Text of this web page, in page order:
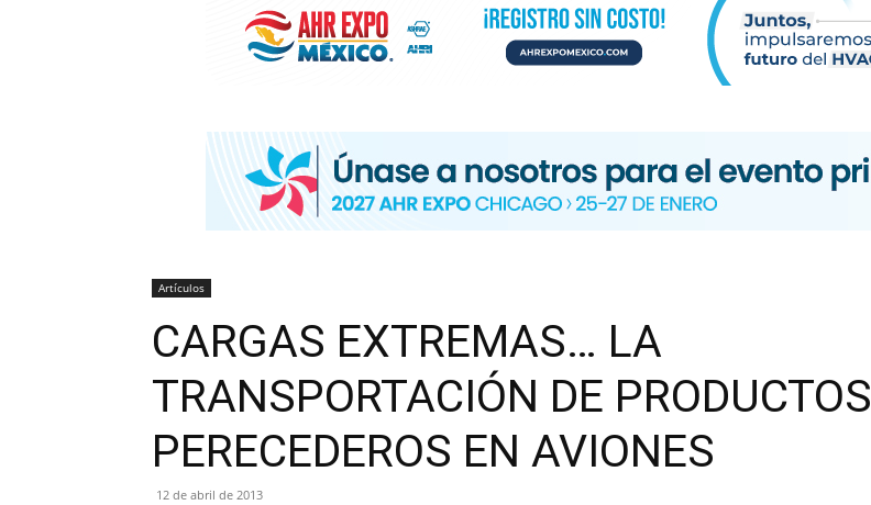
DE
Artículos
CARGAS EXTREMAS… LA
TRANSPORTACIÓN DE PRODUCTOS
PERECEDEROS EN AVIONES
12 de abril de 2013